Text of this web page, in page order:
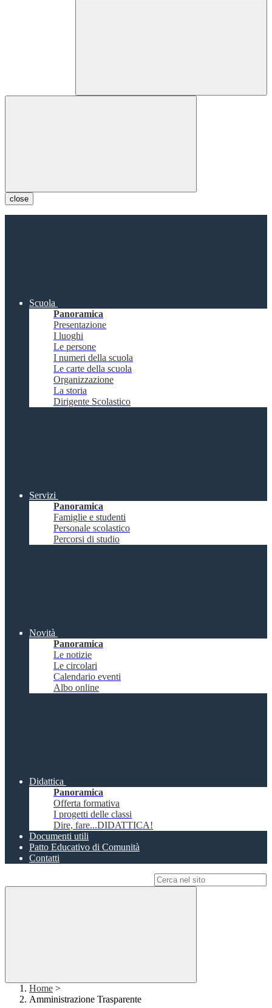
close
Scuola
Panoramica
Presentazione
I luoghi
Le persone
I numeri della scuola
Le carte della scuola
Organizzazione
La storia
Dirigente Scolastico
Servizi
Panoramica
Famiglie e studenti
Personale scolastico
Percorsi di studio
Novità
Panoramica
Le notizie
Le circolari
Calendario eventi
Albo online
Didattica
Panoramica
Offerta formativa
I progetti delle classi
Dire, fare...DIDATTICA!
Documenti utili
Patto Educativo di Comunità
Contatti
Home >
Amministrazione Trasparente